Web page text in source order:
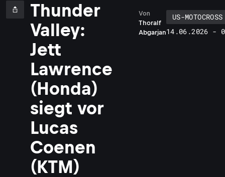
Thunder
Valley:
Jett
Lawrence
(Honda)
siegt vor
Lucas
Coenen
(KTM)
Thoralf
Abgarjan
Von
US-
14.06.2026 -